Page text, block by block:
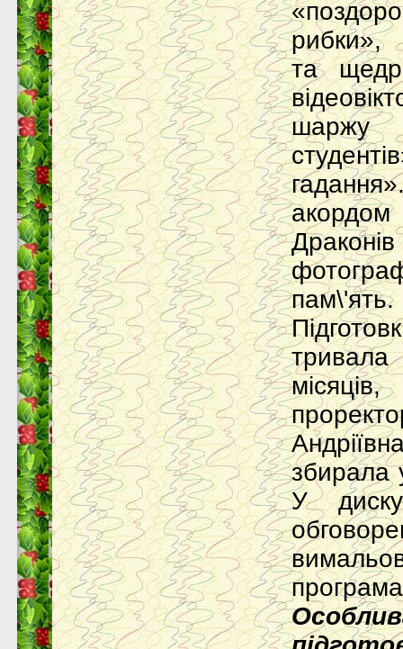
рибки»,
та
пам\'ять.
збирала
У